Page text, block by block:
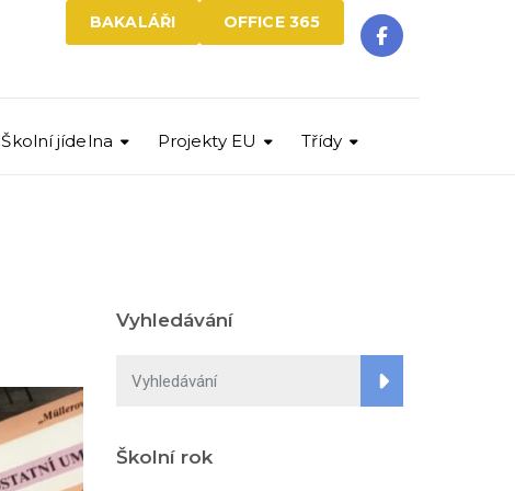
OFFICE 365
BAKALÁŘI
Školní jídelna Projekty EU Třídy
Vyhledávání
Školní rok